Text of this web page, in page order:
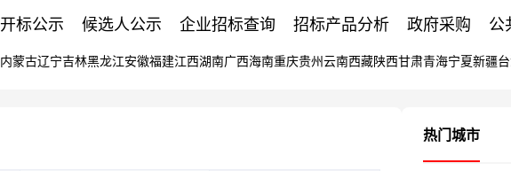
开标公示 候选人公示 企业招标查询 招标产品分析 政府采购 公
内蒙古辽宁吉林黑龙江安徽福建江西湖南广西海南重庆贵州 云南西藏陕西甘肃青海宁夏新疆
热门城市